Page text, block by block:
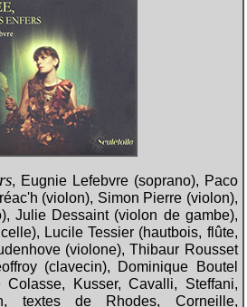
, Eugnie Lefebvre (soprano), Paco
(violon), Simon Pierre (violon),
Julie Dessaint (violon de gambe),
Lucile Tessier (hautbois, flûte,
(violone), Thibaur Rousset
(clavecin), Dominique Boutel
Kusser, Cavalli, Steffani,
textes de Rhodes, Corneille,